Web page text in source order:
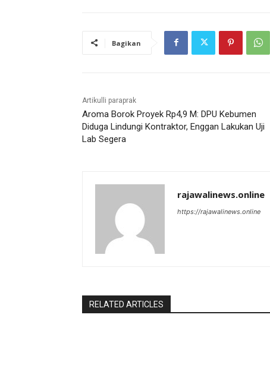
Bagikan
Artikulli paraprak
Aroma Borok Proyek Rp4,9 M: DPU Kebumen
Diduga Lindungi Kontraktor, Enggan Lakukan Uji
Lab Segera
rajawalinews.online
https://rajawalinews.online
RELATED ARTICLES